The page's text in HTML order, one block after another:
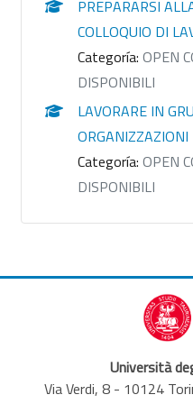
PREPARARSI
COLLOQUIO DI
Categoría: OPEN
DISPONIBILI
LAVORARE IN
ORGANIZZAZIONI
Categoría: OPEN
DISPONIBILI
Università
Via Verdi, 8 - 10124